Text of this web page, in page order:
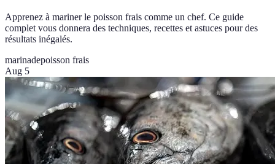
Apprenez à mariner le poisson frais comme un chef. Ce guide
complet vous donnera des techniques, recettes et astuces pour des
résultats inégalés.
marinadepoisson frais
Aug 5